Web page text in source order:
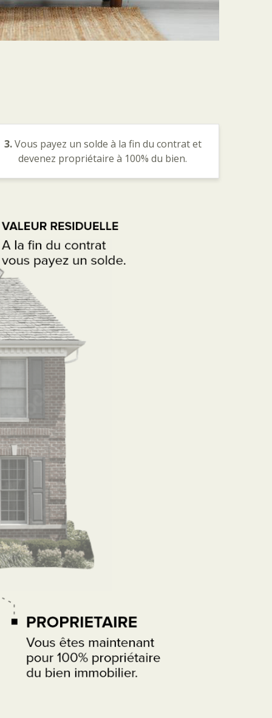
3.Vous payez un solde à la fin du contrat et
devenez propriétaire à 100% du bien.